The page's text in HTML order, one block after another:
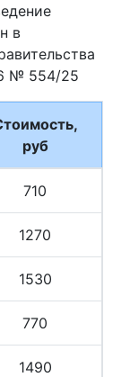
в
№ 554/25
руб
710
1270
1530
770
1490